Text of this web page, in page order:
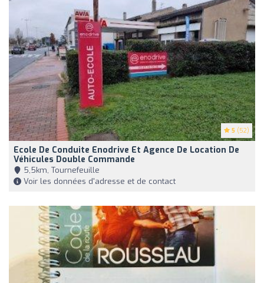
5 (52)
Ecole De Conduite Enodrive Et Agence De Location De
Véhicules Double Commande
5,5km, Tournefeuille
Voir les données d'adresse et de contact